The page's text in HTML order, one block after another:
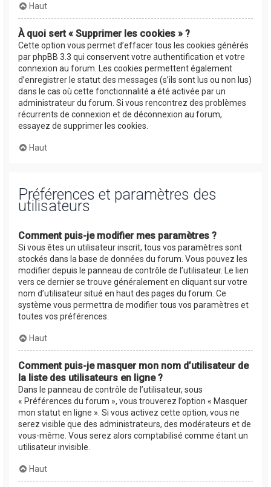
Haut
À quoi sert « Supprimer les cookies » ?
Cette option vous permet d’effacer tous les cookies générés
par phpBB 3.3 qui conservent votre authentification et votre
connexion au forum. Les cookies permettent également
d’enregistrer le statut des messages (s’ils sont lus ou non lus)
dans le cas où cette fonctionnalité a été activée par un
administrateur du forum. Si vous rencontrez des problèmes
récurrents de connexion et de déconnexion au forum,
essayez de supprimer les cookies.
Haut
Préférences et paramètres des
utilisateurs
Comment puis-je modifier mes paramètres ?
Si vous êtes un utilisateur inscrit, tous vos paramètres sont
stockés dans la base de données du forum. Vous pouvez les
modifier depuis le panneau de contrôle de l’utilisateur. Le lien
vers ce dernier se trouve généralement en cliquant sur votre
nom d’utilisateur situé en haut des pages du forum. Ce
système vous permettra de modifier tous vos paramètres et
toutes vos préférences.
Haut
Comment puis-je masquer mon nom d’utilisateur de
la liste des utilisateurs en ligne ?
Dans le panneau de contrôle de l’utilisateur, sous
« Préférences du forum », vous trouverez l’option « Masquer
mon statut en ligne ». Si vous activez cette option, vous ne
serez visible que des administrateurs, des modérateurs et de
vous-même. Vous serez alors comptabilisé comme étant un
utilisateur invisible.
Haut